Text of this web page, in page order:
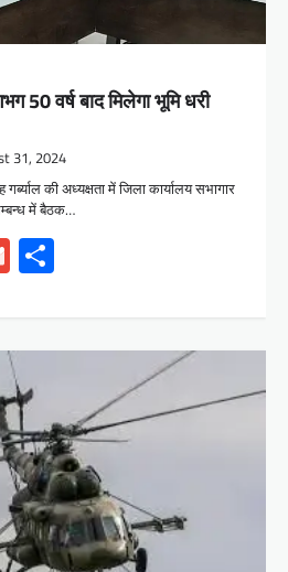
50 वर्ष बाद मिलेगा भूमि धरी
31, 2024
गर्ब्याल की अध्यक्षता में जिला कार्यालय सभागार
में बैठक…
Gmail